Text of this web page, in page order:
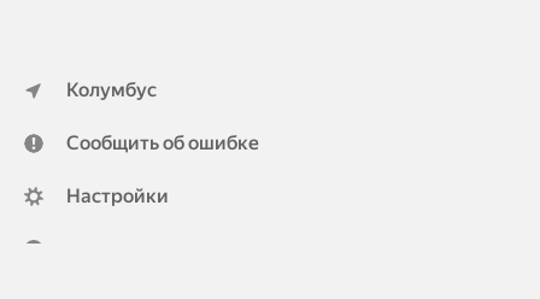
Колумбус
Сообщить об ошибке
Настройки